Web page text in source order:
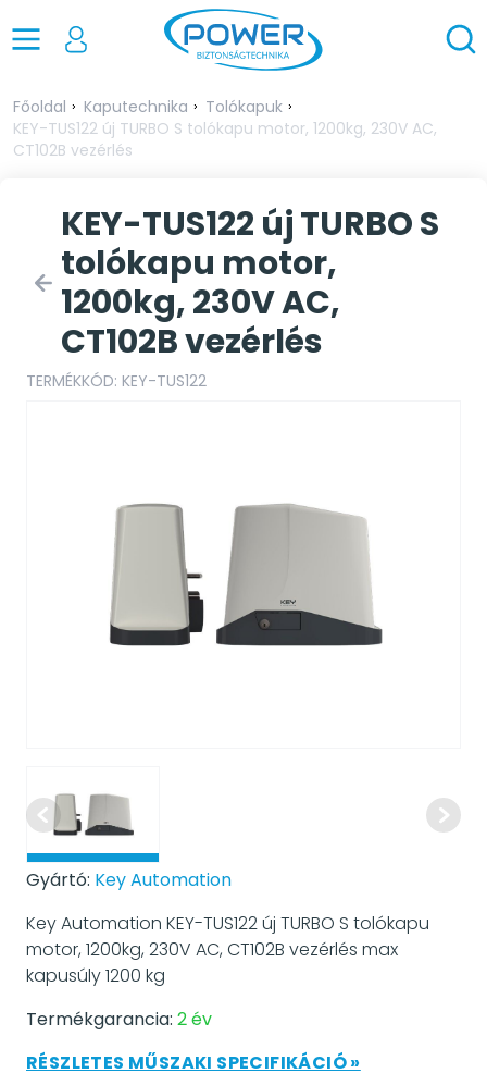
Főoldal Kaputechnika
Tolókapuk
KEY-TUS122 új TURBO S tolókapu motor, 1200kg, 230V AC,
CT102B vezérlés
KEY-TUS122 új TURBO S
tolókapu motor,
1200kg, 230V AC,
CT102B vezérlés
TERMÉKKÓD: KEY-TUS122
Gyártó: Key Automation
Key Automation KEY-TUS122 új TURBO S tolókapu
motor, 1200kg, 230V AC, CT102B vezérlés max
kapusúly 1200 kg
Termékgarancia: 2 év
RÉSZLETES MŰSZAKI SPECIFIKÁCIÓ »